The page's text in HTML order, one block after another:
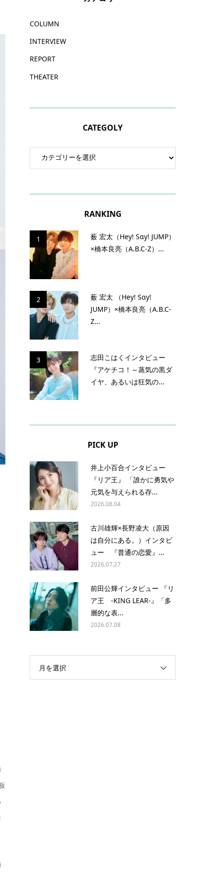
COLUMN
INTERVIEW
REPORT
THEATER
CATEGOLY
RANKING
1
薮 宏太（Hey! Sɑy! JUMP）
×橋本良亮（A.B.C-Z）...
2
薮 宏太 （Hey! Sɑy!
JUMP）×橋本良亮（A.B.C-
Z...
3
志田こはくインタビュー
『アケチコ！～蒸気の黒ダ
イヤ、あるいは狂気の...
PICK UP
井上小百合インタビュー
『リア王』 「誰かに勇気や
元気を与えられる存...
2026.08.04
古川雄輝×長野凌大（原因
は自分にある。）インタビ
ュー 『普通の恋愛』...
2026.07.27
前田公輝インタビュー 『リ
ア王 -KING LEAR-』「多
層的な表...
2026.07.08
月を選択